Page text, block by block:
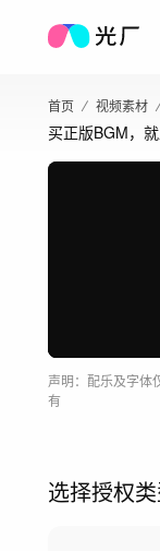
首页 视频素材
买正版BGM，
声明：配乐及字体
有
选择授权